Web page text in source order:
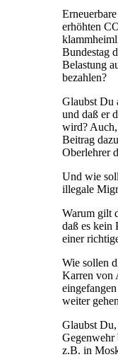
erhöhten
Bundestag
Belastung
bezahlen?
Glaubst Du
und daß er
wird? Auch,
Beitrag
Oberlehrer
Und wie
illegale
Warum gilt
daß es kein
einer
Wie sollen
Karren von
weiter
Glaubst Du,
Gegenwehr
z.B. in